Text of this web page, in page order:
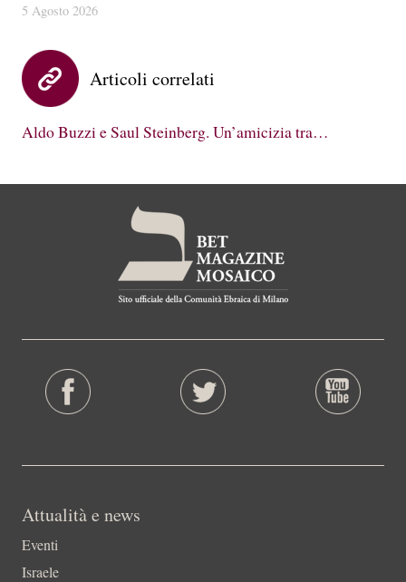
5 Agosto 2026
Articoli correlati
Aldo Buzzi e Saul Steinberg. Un’amicizia tra…
Attualità e news
Eventi
Israele